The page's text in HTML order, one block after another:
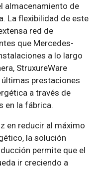
almacenamiento de
La flexibilidad de este
red de
que Mercedes-
a lo largo
StruxureWare
prestaciones
a través de
en la fábrica.
en reducir al máximo
la solución
permite que el
ir creciendo a